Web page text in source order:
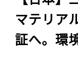
マテリア
証へ。環